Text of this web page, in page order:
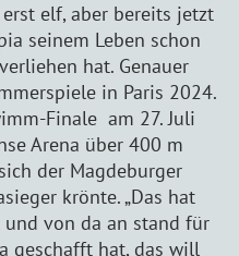
elf, aber bereits jetzt
seinem Leben schon
hat. Genauer
in Paris 2024.
Finale am 27. Juli
Arena über 400 m
der Magdeburger
krönte. „Das hat
von da an stand für
geschafft hat, das will